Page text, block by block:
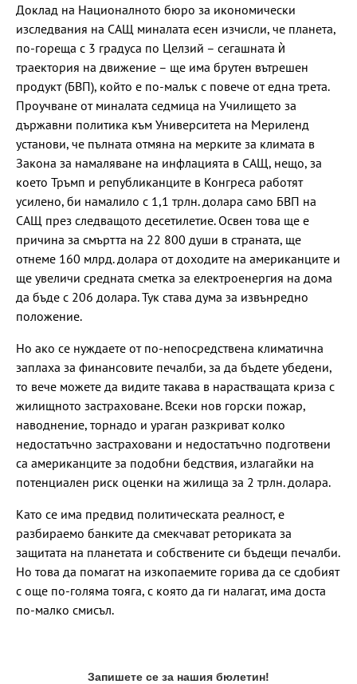
Доклад на Националното бюро за икономически
изследвания на САЩ миналата есен изчисли, че планета,
по-гореща с 3 градуса по Целзий – сегашната ѝ
траектория на движение – ще има брутен вътрешен
продукт (БВП), който е по-малък с повече от една трета.
Проучване от миналата седмица на Училището за
държавни политика към Университета на Мериленд
установи, че пълната отмяна на мерките за климата в
Закона за намаляване на инфлацията в САЩ, нещо, за
което Тръмп и републиканците в Конгреса работят
усилено, би намалило с 1,1 трлн. долара само БВП на
САЩ през следващото десетилетие. Освен това ще е
причина за смъртта на 22 800 души в страната, ще
отнеме 160 млрд. долара от доходите на американците и
ще увеличи средната сметка за електроенергия на дома
да бъде с 206 долара. Тук става дума за извънредно
положение.
Но ако се нуждаете от по-непосредствена климатична
заплаха за финансовите печалби, за да бъдете убедени,
то вече можете да видите такава в нарастващата криза с
жилищното застраховане. Всеки нов горски пожар,
наводнение, торнадо и ураган разкриват колко
недостатъчно застраховани и недостатъчно подготвени
са американците за подобни бедствия, излагайки на
потенциален риск оценки на жилища за 2 трлн. долара.
Като се има предвид политическата реалност, е
разбираемо банките да смекчават реториката за
защитата на планетата и собствените си бъдещи печалби.
Но това да помагат на изкопаемите горива да се сдобият
с още по-голяма тояга, с която да ги налагат, има доста
по-малко смисъл.